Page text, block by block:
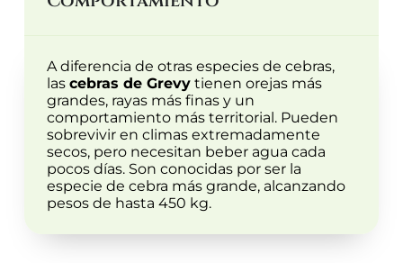
A diferencia de otras especies de cebras,
las cebras de Grevytienen orejas más
grandes, rayas más finas y un
comportamiento más territorial. Pueden
sobrevivir en climas extremadamente
secos, pero necesitan beber agua cada
pocos días. Son conocidas por ser la
especie de cebra más grande, alcanzando
pesos de hasta 450 kg.